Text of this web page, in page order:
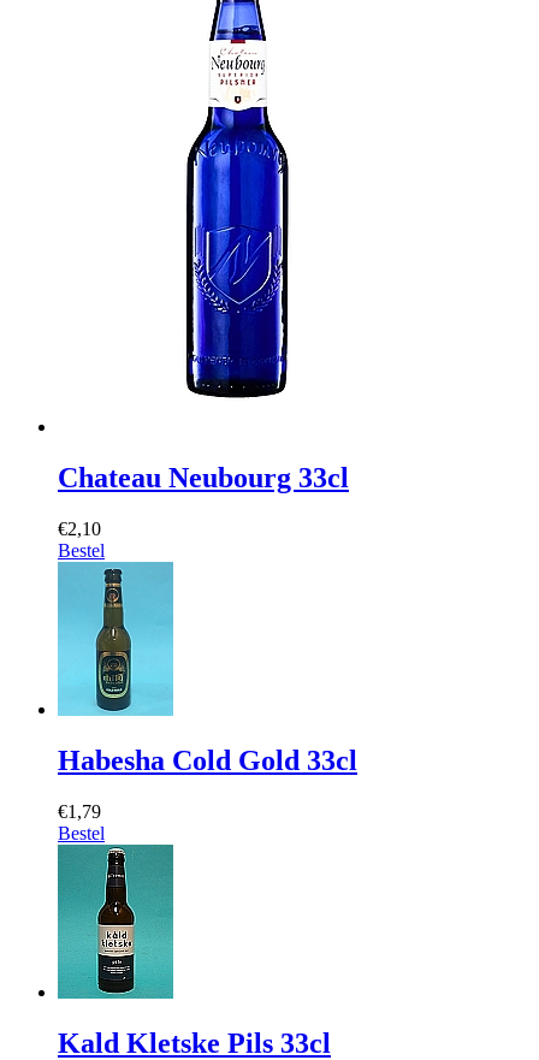
Chateau Neubourg 33cl
€2,10
Bestel
Habesha Cold Gold 33cl
€1,79
Bestel
Kald Kletske Pils 33cl